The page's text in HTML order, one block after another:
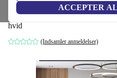
ACCEPTER
Eti hjørnesofa
hvid
(Indsamler anmeldelser)